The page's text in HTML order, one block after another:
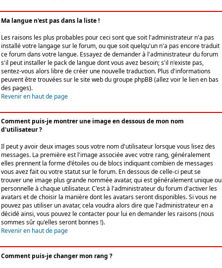
Ma langue n'est pas dans la liste !
Les raisons les plus probables pour ceci sont que soit l'administrateur n'a pas
installé votre langage sur le forum, ou que soit quelqu'un n'a pas encore traduit
ce forum dans votre langue. Essayez de demander à l'administrateur du forum
s'il peut installer le pack de langue dont vous avez besoin; s'il n'existe pas,
sentez-vous alors libre de créer une nouvelle traduction. Plus d'informations
peuvent être trouvées sur le site web du groupe phpBB (allez voir le lien en bas
des pages).
Revenir en haut de page
Comment puis-je montrer une image en dessous de mon nom
d'utilisateur ?
Il peut y avoir deux images sous votre nom d'utilisateur lorsque vous lisez des
messages. La première est l'image associée avec votre rang, généralement
elles prennent la forme d'étoiles ou de blocs indiquant combien de messages
vous avez fait ou votre statut sur le forum. En dessous de celle-ci peut se
trouver une image plus grande nommée avatar, qui est généralement unique ou
personnelle à chaque utilisateur. C'est à l'administrateur du forum d'activer les
avatars et de choisir la manière dont les avatars seront disponibles. Si vous ne
pouvez pas utiliser un avatar, cela voudra alors dire que l'administrateur en a
décidé ainsi, vous pouvez le contacter pour lui en demander les raisons (nous
sommes sûr qu'elles seront bonnes !).
Revenir en haut de page
Comment puis-je changer mon rang ?